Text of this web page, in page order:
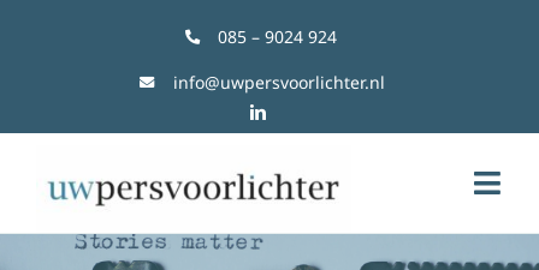
085 – 9024 924
info@uwpersvoorlichter.nl
Persvoorlichting